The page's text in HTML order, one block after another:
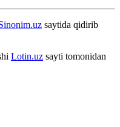
saytida qidirib
Lotin.uz sayti tomonidan